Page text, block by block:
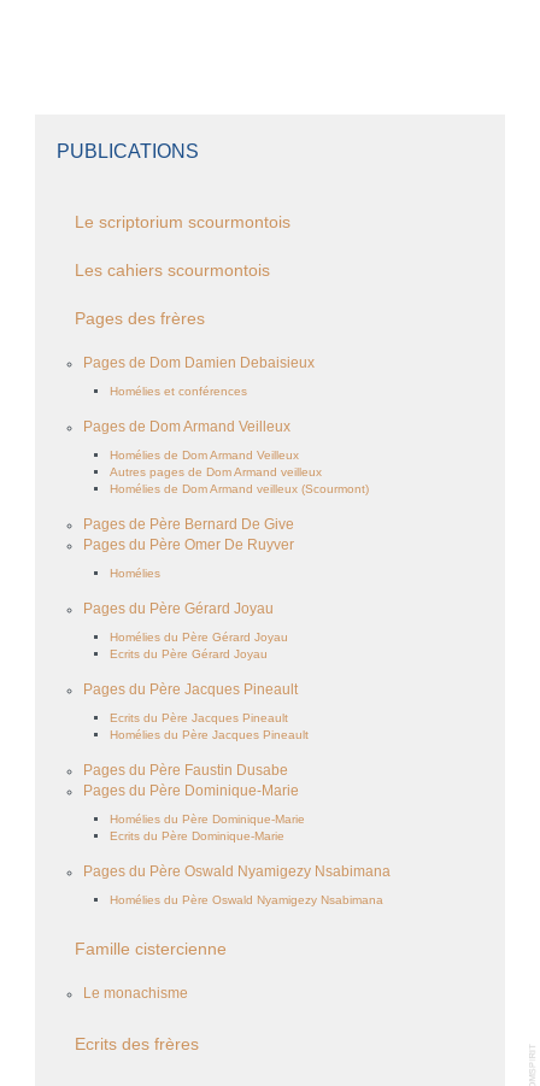
PUBLICATIONS
Le scriptorium scourmontois
Les cahiers scourmontois
Pages des frères
Pages de Dom Damien Debaisieux
Homélies et conférences
Pages de Dom Armand Veilleux
Homélies de Dom Armand Veilleux
Autres pages de Dom Armand veilleux
Homélies de Dom Armand veilleux (Scourmont)
Pages de Père Bernard De Give
Pages du Père Omer De Ruyver
Homélies
Pages du Père Gérard Joyau
Homélies du Père Gérard Joyau
Ecrits du Père Gérard Joyau
Pages du Père Jacques Pineault
Ecrits du Père Jacques Pineault
Homélies du Père Jacques Pineault
Pages du Père Faustin Dusabe
Pages du Père Dominique-Marie
Homélies du Père Dominique-Marie
Ecrits du Père Dominique-Marie
Pages du Père Oswald Nyamigezy Nsabimana
Homélies du Père Oswald Nyamigezy Nsabimana
Famille cistercienne
Le monachisme
Ecrits des frères